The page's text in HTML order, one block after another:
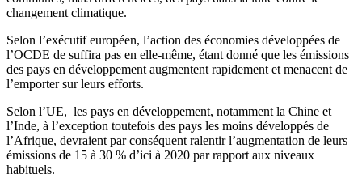
changement climatique.
Selon l’exécutif européen, l’action des économies développées de
l’OCDE de suffira pas en elle-même, étant donné que les émissions
des pays en développement augmentent rapidement et menacent de
l’emporter sur leurs efforts.
Selon l’UE, les pays en développement, notamment la Chine et
l’Inde, à l’exception toutefois des pays les moins développés de
l’Afrique, devraient par conséquent ralentir l’augmentation de leurs
émissions de 15 à 30 % d’ici à 2020 par rapport aux niveaux
habituels.